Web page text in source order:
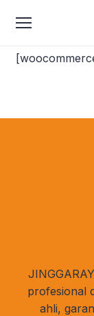
Checkout
profesional
ahli,